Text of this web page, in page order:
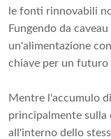
le fonti rinnovabili
Fungendo da
un'alimentazione
chiave per un futuro
Mentre l'accumulo
principalmente sulla
all'interno dello